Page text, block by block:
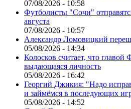
07/08/2026 - 10:58
Футболисты "Сочи"
августа
07/08/2026 - 10:57
Александр Ломовицкий
05/08/2026 - 14:34
Колосков считает, что
выдающаяся личность
05/08/2026 - 16:42
Георгий Джикия: "Надо
и займёмся в последующих
05/08/2026 - 14:52